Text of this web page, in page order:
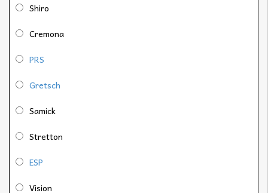
Shiro
Cremona
PRS
Gretsch
Samick
Stretton
ESP
Vision